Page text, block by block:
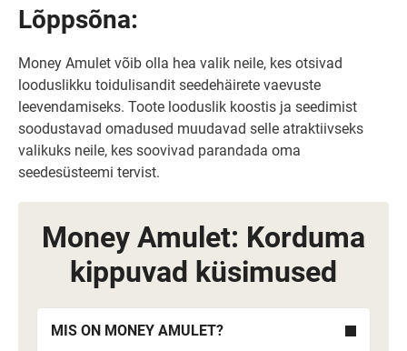
Lõppsõna:
Money Amulet võib olla hea valik neile, kes otsivad
looduslikku toidulisandit seedehäirete vaevuste
leevendamiseks. Toote looduslik koostis ja seedimist
soodustavad omadused muudavad selle atraktiivseks
valikuks neile, kes soovivad parandada oma
seedesüsteemi tervist.
Money Amulet: Korduma
kippuvad küsimused
MIS ON MONEY AMULET?